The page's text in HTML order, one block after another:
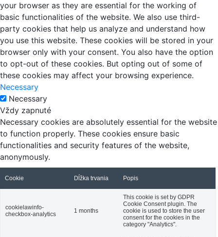
your browser as they are essential for the working of
basic functionalities of the website. We also use third-
party cookies that help us analyze and understand how
you use this website. These cookies will be stored in your
browser only with your consent. You also have the option
to opt-out of these cookies. But opting out of some of
these cookies may affect your browsing experience.
Necessary
Necessary
Vždy zapnuté
Necessary cookies are absolutely essential for the website
to function properly. These cookies ensure basic
functionalities and security features of the website,
anonymously.
Cookie Dĺžka trvania Popis
cookielawinfo-
checkbox-analytics
1 months
This cookie is set by GDPR
Cookie Consent plugin. The
cookie is used to store the user
consent for the cookies in the
category "Analytics".